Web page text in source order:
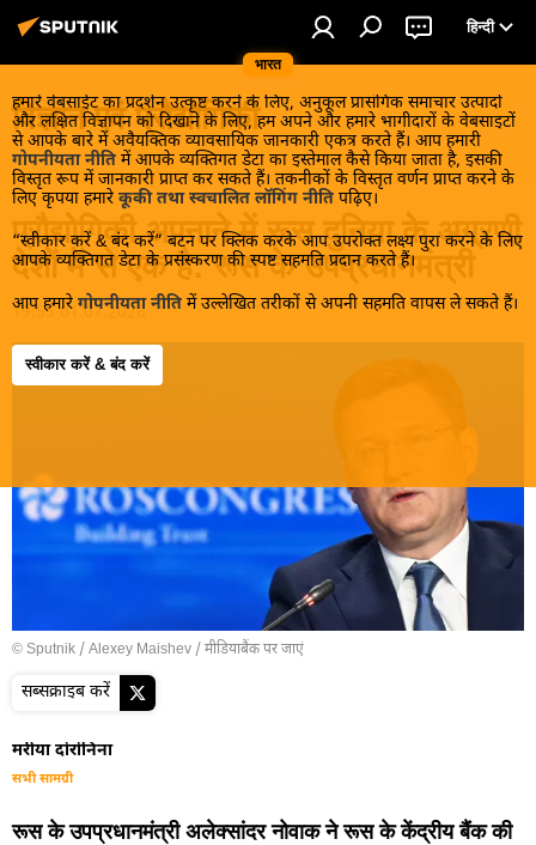
भारत
हिन्दी
हमारे वेबसाईट का प्रदर्शन उत्कृष्ट करने के लिए, अनुकूल प्रासंगिक समाचार उत्पादों
और लक्षित विज्ञापन को दिखाने के लिए, हम अपने और हमारे भागीदारों के वेबसाइटों
से आपके बारे में अवैयक्तिक व्यावसायिक जानकारी एकत्र करते हैं। आप हमारी
गोपनीयता नीति में आपके व्यक्तिगत डेटा का इस्तेमाल कैसे किया जाता है, इसकी
विस्तृत रूप में जानकारी प्राप्त कर सकते हैं। तकनीकों के विस्तृत वर्णन प्राप्त करने के
लिए कृपया हमारे कूकी तथा स्वचालित लॉगिंग नीति पढ़िए।
“स्वीकार करें & बंद करें” बटन पर क्लिक करके आप उपरोक्त लक्ष्य पुरा करने के लिए
आपके व्यक्तिगत डेटा के प्रसंस्करण की स्पष्ट सहमति प्रदान करते हैं।
आप हमारे गोपनीयता नीति में उल्लेखित तरीकों से अपनी सहमति वापस ले सकते हैं।
स्वीकार करें & बंद करें
विज्ञान एवं प्रौद्योगिकी
प्रौद्योगिकी अपनाने में रूस दुनिया के अग्रणी
देशों में से एक है: रूस के उपप्रधानमंत्री
19:55 01.07.2026
© Sputnik / Alexey Maishev /मीडियाबैंक पर जाएं
सब्सक्राइब करें
मरीया दोरोनिना
सभी सामग्री
रूस के उपप्रधानमंत्री अलेक्सांदर नोवाक ने रूस के केंद्रीय बैंक की